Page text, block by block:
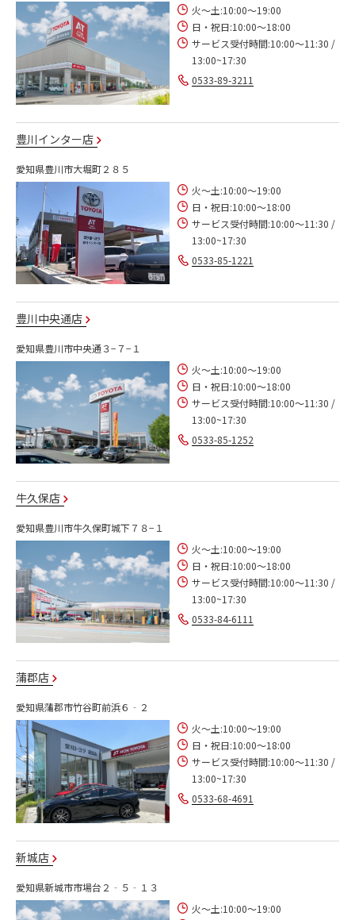
火～土:10:00～19:00
日・祝日:10:00～18:00
サービス受付時間:10:00～11:30 /
13:00~17:30
0533-89-3211
豊川インター店
愛知県豊川市大堀町２８５
火～土:10:00～19:00
日・祝日:10:00～18:00
サービス受付時間:10:00～11:30 /
13:00~17:30
0533-85-1221
豊川中央通店
愛知県豊川市中央通３−７−１
火～土:10:00～19:00
日・祝日:10:00～18:00
サービス受付時間:10:00～11:30 /
13:00~17:30
0533-85-1252
牛久保店
愛知県豊川市牛久保町城下７８−１
火～土:10:00～19:00
日・祝日:10:00～18:00
サービス受付時間:10:00～11:30 /
13:00~17:30
0533-84-6111
蒲郡店
愛知県蒲郡市竹谷町前浜６‐２
火～土:10:00～19:00
日・祝日:10:00～18:00
サービス受付時間:10:00～11:30 /
13:00~17:30
0533-68-4691
新城店
愛知県新城市市場台２‐５‐１３
火～土:10:00～19:00